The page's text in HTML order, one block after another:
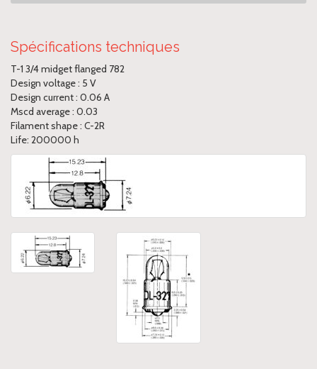
Spécifications techniques
T-1 3/4 midget flanged 782
Design voltage : 5 V
Design current : 0.06 A
Mscd average : 0.03
Filament shape : C-2R
Life: 200000 h